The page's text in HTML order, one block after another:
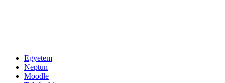
Egyetem
Neptun
Moodle